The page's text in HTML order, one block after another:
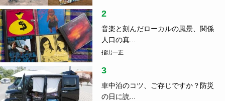
2
音楽と刻んだローカルの風景、関係
人口の真...
指出一正
3
車中泊のコツ、ご存じですか？防災
の日に読...